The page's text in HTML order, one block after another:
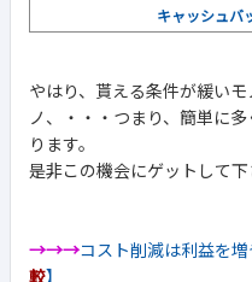
キャッシュバ
やはり、貰える条件が緩い
ノ、・・・つまり、簡単に
ります。
是非この機会にゲットして
→→→コスト削減は利益を
較】